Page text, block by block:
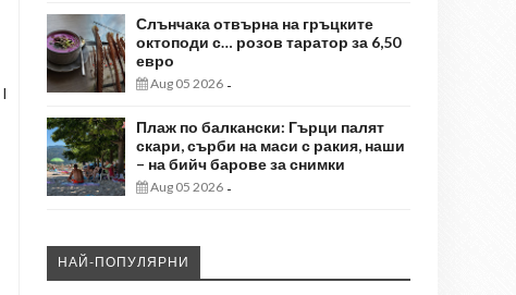
I
Слънчака отвърна на гръцките
октоподи с… розов таратор за 6,50
евро
Aug 05 2026 -
Плаж по балкански: Гърци палят
скари, сърби на маси с ракия, наши
– на бийч барове за снимки
Aug 05 2026 -
НАЙ-ПОПУЛЯРНИ